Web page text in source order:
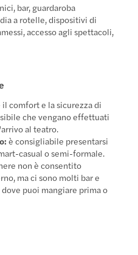
bar, guardaroba
a rotelle, dispositivi di
accesso agli spettacoli,
il comfort e la sicurezza di
che vengano effettuati
al teatro.
è consigliabile presentarsi
casual o semi-formale.
non è consentito
ma ci sono molti bar e
puoi mangiare prima o